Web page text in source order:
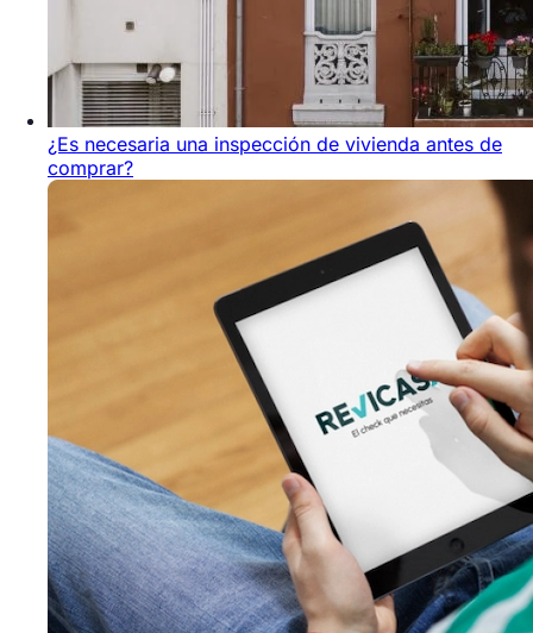
¿Es necesaria una inspección de vivienda antes de
comprar?